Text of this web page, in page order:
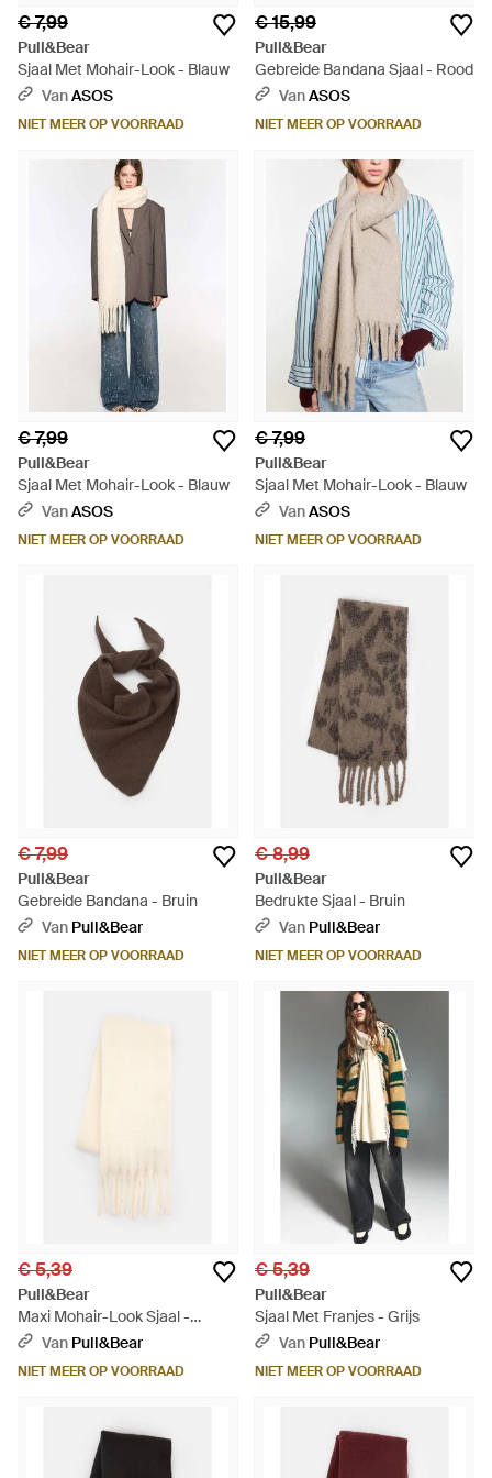
€ 7,99
Pull&Bear
Sjaal Met Mohair-Look - Blauw
VanASOS
NIET MEER OP VOORRAAD
€ 15,99
Pull&Bear
Gebreide Bandana Sjaal - Rood
VanASOS
NIET MEER OP VOORRAAD
€ 7,99
Pull&Bear
Sjaal Met Mohair-Look - Blauw
VanASOS
NIET MEER OP VOORRAAD
€ 7,99
Pull&Bear
Sjaal Met Mohair-Look - Blauw
VanASOS
NIET MEER OP VOORRAAD
€ 7,99
Pull&Bear
Gebreide Bandana - Bruin
Van Pull&Bear
NIET MEER OP VOORRAAD
€ 8,99
Pull&Bear
Bedrukte Sjaal - Bruin
Van Pull&Bear
NIET MEER OP VOORRAAD
€ 5,39
Pull&Bear
Maxi Mohair-Look Sjaal -
Naturel
Van Pull&Bear
NIET MEER OP VOORRAAD
€ 5,39
Pull&Bear
Sjaal Met Franjes - Grijs
Van Pull&Bear
NIET MEER OP VOORRAAD